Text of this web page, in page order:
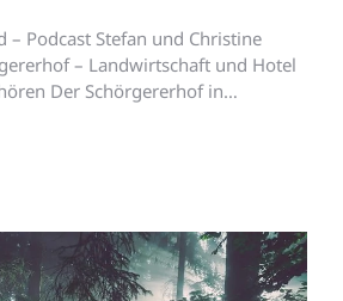
– Podcast Stefan und Christine
– Landwirtschaft und Hotel
Der Schörgererhof in…